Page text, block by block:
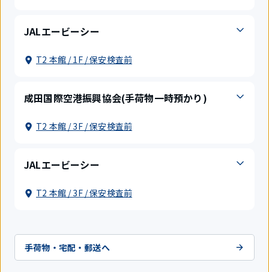
JALエービーシー
T2 本館 / 1F / 保安検査前
成田国際空港振興協会(手荷物一時預かり)
T2 本館 / 3F / 保安検査前
JALエービーシー
T2 本館 / 3F / 保安検査前
手荷物・宅配・郵送へ